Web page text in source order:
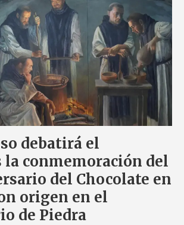
debatirá el
la conmemoración del
del Chocolate en
origen en el
de Piedra